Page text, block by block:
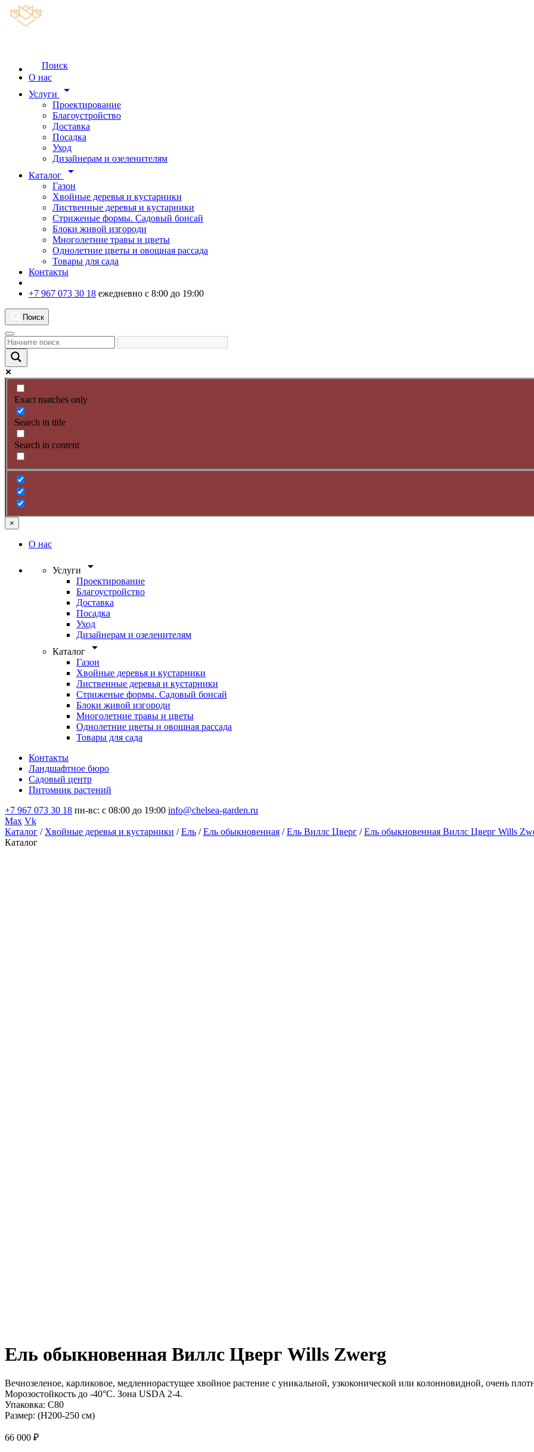
Поиск
О нас
Услуги
arrow_drop_down
Проектирование
Благоустройство
Доставка
Посадка
Уход
Дизайнерам и озеленителям
Каталог
arrow_drop_down
Газон
Хвойные деревья и кустарники
Лиственные деревья и кустарники
Стриженые формы. Садовый бонсай
Блоки живой изгороди
Многолетние травы и цветы
Однолетние цветы и овощная рассада
Товары для сада
Контакты
+7 967 073 30 18 ежедневно с 8:00 до 19:00
Поиск
Exact matches only
Search in title
Search in content
×
О нас
Услуги arrow_drop_down
Проектирование
Благоустройство
Доставка
Посадка
Уход
Дизайнерам и озеленителям
Каталог
arrow_drop_down
Газон
Хвойные деревья и кустарники
Лиственные деревья и кустарники
Стриженые формы. Садовый бонсай
Блоки живой изгороди
Многолетние травы и цветы
Однолетние цветы и овощная рассада
Товары для сада
Контакты
Ландшафтное бюро
Садовый центр
Питомник растений
+7 967 073 30 18 пн-вс: с 08:00 до 19:00 info@chelsea-garden.ru
Max Vk
Каталог / Хвойные деревья и кустарники /Ель /Ель обыкновенная /Ель Виллс Цверг /Ель обыкновенная Виллс Цверг Wills
Каталог
Ель обыкновенная Виллс Цверг Wills Zwerg
Вечнозеленое, карликовое, медленнорастущее хвойное растение с уникальной, узкоконической или колонновидной, очень
Морозостойкость до -40°C. Зона USDA 2-4.
Упаковка: С80
Размер: (H200-250 см)
66 000 ₽